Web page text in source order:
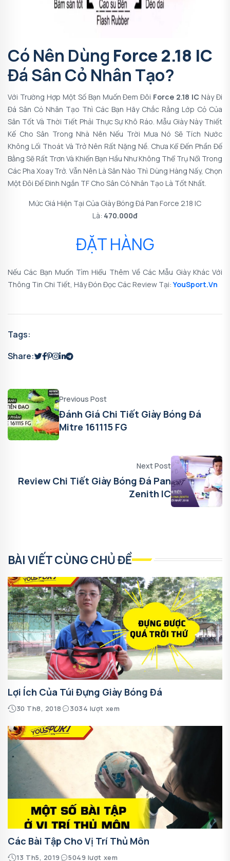
Có Nên Dùng Force 2.18 IC
Đá Sân Cỏ Nhân Tạo?
Với Trường Hợp Một Số Bạn Muốn Đem Đôi Force 2.18 IC Này Đi
Đá Sân Cỏ Nhân Tạo Thì Các Bạn Hãy Chắc Rằng Lớp Cỏ Của
Sân Tốt Và Thời Tiết Phải Thực Sự Khô Ráo. Mẫu Giày Này Thiết
Kế Cho Sân Trong Nhà Nên Nếu Trời Mưa Nó Sẽ Tích Nước
Không Lối Thoát Và Trở Nên Rất Nặng Nề. Chưa Kể Đến Phần Đế
Bằng Sẽ Rất Trơn Và Khiến Bạn Hầu Như Không Thể Trụ Nổi Trong
Các Pha Xoay Trở. Vẫn Nên Là Sân Nào Thì Dùng Hàng Nấy, Chọn
Một Đôi Đế Đinh Ngắn TF Cho Sân Cỏ Nhân Tạo Là Tốt Nhất.
Mức Giá Hiện Tại Của Giày Bóng Đá Pan Force 2.18 IC
Là: 470.000đ
ĐẶT HÀNG
Nếu Các Bạn Muốn Tìm Hiểu Thêm Về Các Mẫu Giày Khác Với
Thông Tin Chi Tiết, Hãy Đón Đọc Các Review Tại:YouSport.vn
Tags:
Share:
Previous Post
Đánh Giá Chi Tiết Giày Bóng Đá
Mitre 161115 FG
Next Post
Review Chi Tiết Giày Bóng Đá Pan
Zenith IC
BÀI VIẾT CÙNG CHỦ ĐỀ
Lợi Ích Của Túi Đựng Giày Bóng Đá
30 Th8, 2018 3034 lượt xem
Các Bài Tập Cho Vị Trí Thủ Môn
13 Th5, 2019 5049 lượt xem